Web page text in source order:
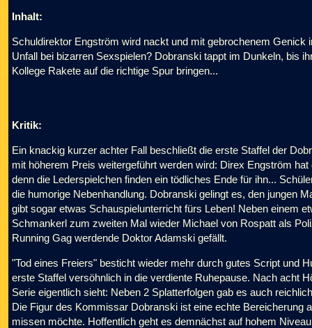
Inhalt:
Schuldirektor Engström wird nackt und mit gebrochenem Genick
Unfall bei bizarren Sexspielen? Dobranski tappt im Dunkeln, bis
Kollege Rakete auf die richtige Spur bringen...
Kritik:
Ein knackig kurzer achter Fall beschließt die erste Staffel der
mit höherem Preis weitergeführt werden wird: Direx Engström
denn die Lederspielchen finden ein tödliches Ende für ihn...
die humorige Nebenhandlung. Dobranski gelingt es, den jungen
gibt sogar etwas Schauspielunterricht fürs Leben! Neben einem
Schmankerl zum zweiten Mal wieder Michael von Rospatt als
Running Gag werdende Doktor Adamski gefällt.
"Tod eines Freiers" besticht wieder mehr durch gutes Script und
erste Staffel versöhnlich in die verdiente Ruhepause. Nach acht
Serie eigentlich sieht: Neben 2 Splatterfolgen gab es auch
Die Figur des Kommissar Dobranski ist eine echte
missen möchte. Hoffentlich geht es demnächst auf hohem